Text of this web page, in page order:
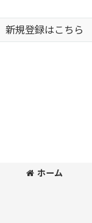
新規登録はこちら
ホーム